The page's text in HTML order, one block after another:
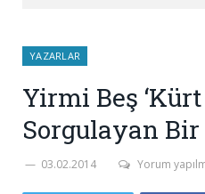
YAZARLAR
Yirmi Beş
Sorgulayan Bir
03.02.2014 Yorum